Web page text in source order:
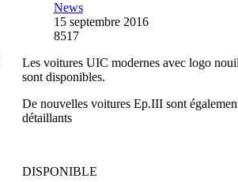
News
15 septembre 2016
8517
Les voitures UIC modernes avec logo
sont disponibles.
De nouvelles voitures Ep.III sont
détaillants
DISPONIBLE